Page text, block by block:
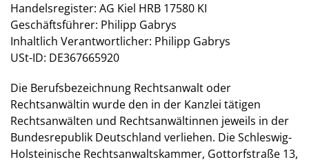
Handelsregister: AG Kiel HRB 17580 KI
Geschäftsführer: Philipp Gabrys
Inhaltlich Verantwortlicher: Philipp Gabrys
USt-ID: DE367665920
Die Berufsbezeichnung Rechtsanwalt oder
Rechtsanwältin wurde den in der Kanzlei tätigen
Rechtsanwälten und Rechtsanwältinnen jeweils in der
Bundesrepublik Deutschland verliehen. Die Schleswig-
Holsteinische Rechtsanwaltskammer, Gottorfstraße 13,